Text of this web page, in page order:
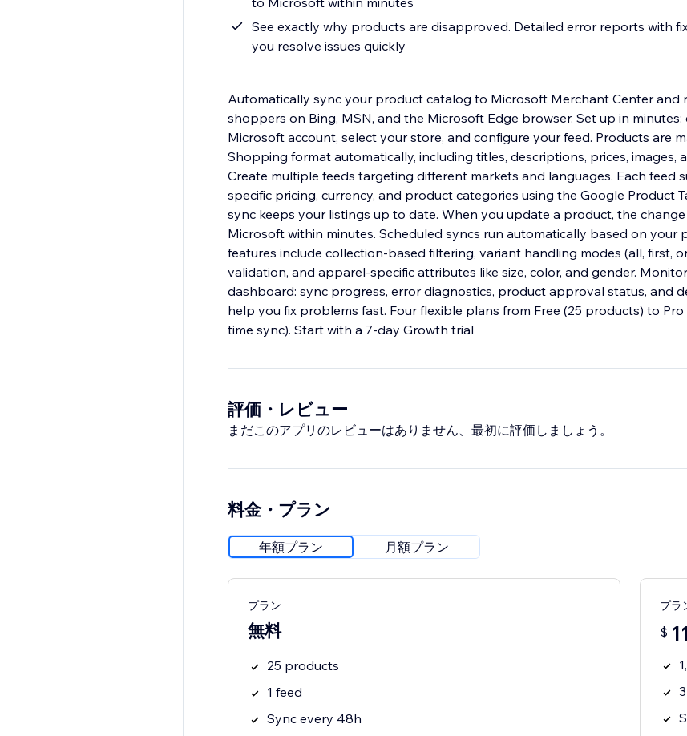
See exactly why products are disapproved. Detailed error reports with
you resolve issues quickly
Automatically sync your product catalog to Microsoft Merchant Center and
shoppers on Bing, MSN, and the Microsoft Edge browser. Set up in
Microsoft account, select your store, and configure your feed. Products are
Shopping format automatically, including titles, descriptions, prices, images,
Create multiple feeds targeting different markets and languages. Each feed
specific pricing, currency, and product categories using the Google Product
sync keeps your listings up to date. When you update a product, the
Microsoft within minutes. Scheduled syncs run automatically based on your
features include collection-based filtering, variant handling modes (all, first,
validation, and apparel-specific attributes like size, color, and gender.
dashboard: sync progress, error diagnostics, product approval status, and
help you fix problems fast. Four flexible plans from Free (25 products) to
time sync). Start with a 7-day Growth trial
評価・レビュー
まだこのアプリのレビューはありません、最初に評価しましょう。
料金・プラン
年額プラン 月額プラン
プラン
無料
25 products
1 feed
Sync every 48h
プラ
$